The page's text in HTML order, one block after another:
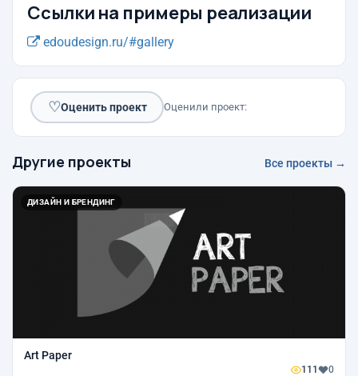
Ссылки на примеры реализации
edoudesign.ru/#gallery
♡Оценить проект Оценили проект:
Другие проекты Все проекты →
ДИЗАЙН И БРЕНДИНГ
Art Paper
111 0